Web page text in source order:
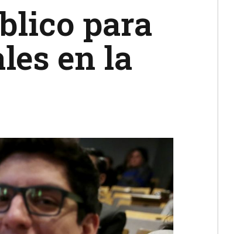
para
en la